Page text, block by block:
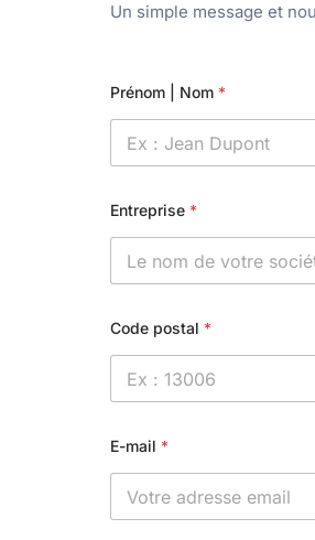
Un simple message et
Prénom | Nom *
Entreprise *
Code postal *
E-mail *